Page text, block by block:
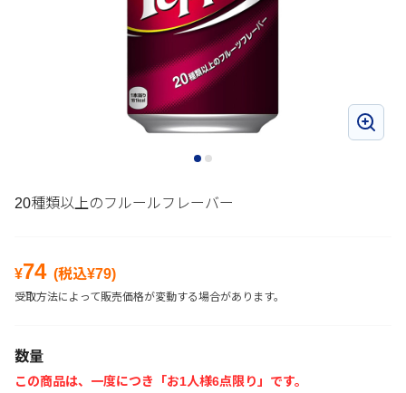
20種類以上のフルールフレーバー
¥74 (税込¥79)
受取方法によって販売価格が変動する場合があります。
数量
この商品は、一度につき「お1人様6点限り」です。